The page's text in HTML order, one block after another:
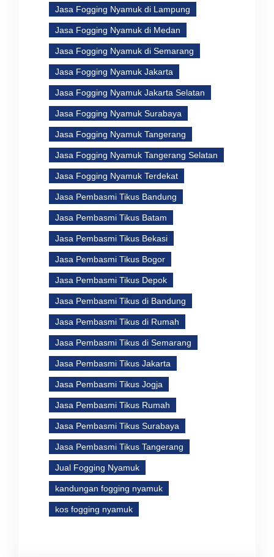
Jasa Fogging Nyamuk di Lampung
Jasa Fogging Nyamuk di Medan
Jasa Fogging Nyamuk di Semarang
Jasa Fogging Nyamuk Jakarta
Jasa Fogging Nyamuk Jakarta Selatan
Jasa Fogging Nyamuk Surabaya
Jasa Fogging Nyamuk Tangerang
Jasa Fogging Nyamuk Tangerang Selatan
Jasa Fogging Nyamuk Terdekat
Jasa Pembasmi Tikus Bandung
Jasa Pembasmi Tikus Batam
Jasa Pembasmi Tikus Bekasi
Jasa Pembasmi Tikus Bogor
Jasa Pembasmi Tikus Depok
Jasa Pembasmi Tikus di Bandung
Jasa Pembasmi Tikus di Rumah
Jasa Pembasmi Tikus di Semarang
Jasa Pembasmi Tikus Jakarta
Jasa Pembasmi Tikus Jogja
Jasa Pembasmi Tikus Rumah
Jasa Pembasmi Tikus Surabaya
Jasa Pembasmi Tikus Tangerang
Jual Fogging Nyamuk
kandungan fogging nyamuk
kos fogging nyamuk